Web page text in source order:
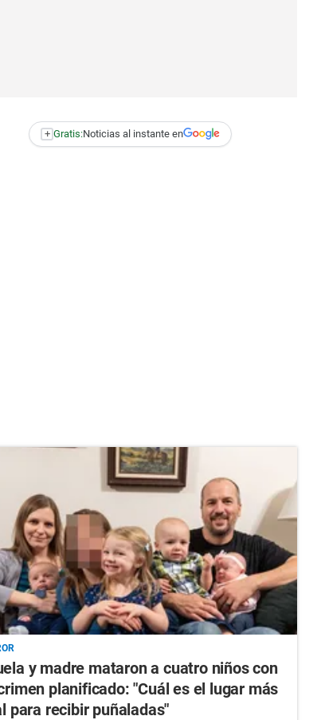
+ Gratis:Noticias al instante en
y madre mataron a cuatro niños con
planificado: "Cuál es el lugar más
para recibir puñaladas"